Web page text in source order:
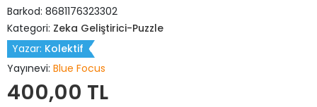
Barkod: 8681176323302
Kategori: Zeka Geliştirici-Puzzle
Yazar: Kolektif
Yayınevi: Blue Focus
400,00 TL